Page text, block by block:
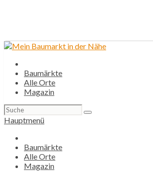
Baumärkte
Alle Orte
Magazin
Suchen
nach:
Hauptmenü
Baumärkte
Alle Orte
Magazin